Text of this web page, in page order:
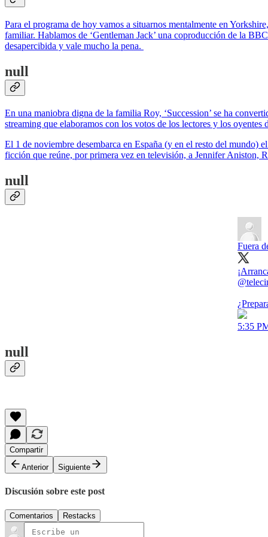
Para el programa de hoy vamos a situarnos mentalmente en
familiar. Hablamos de ‘Gentleman Jack’ una coproducción de la
desapercibida y vale mucho la pena.
null
En una maniobra digna de la familia Roy, ‘Succession’ se ha
streaming que elaboramos con los votos de los lectores y los oyentes
El 1 de noviembre desembarca en España (y en el resto del mundo)
ficción que reúne, por primera vez en televisión, a Jennifer Aniston,
null
Fuera
5:35
null
Compartir
Anterior
Siguiente
Discusión sobre este post
Comentarios Restacks